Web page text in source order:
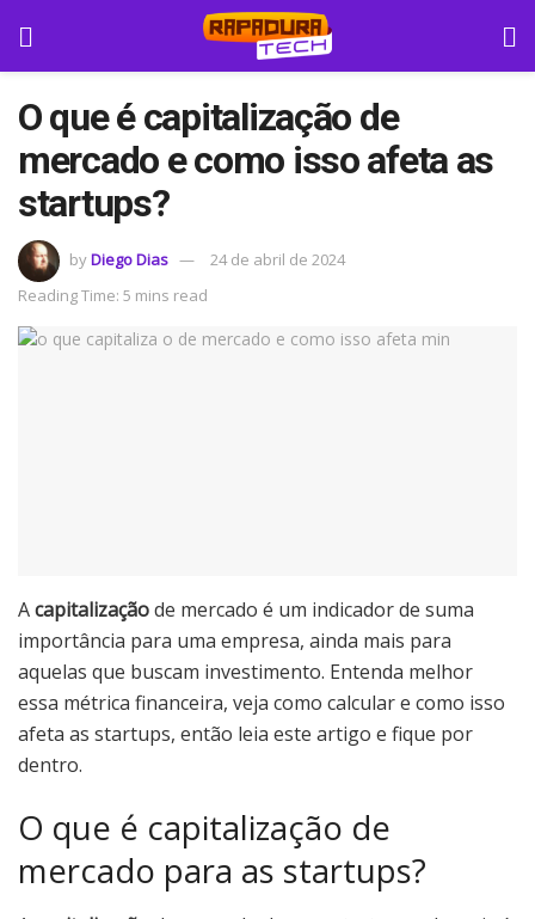
O que é capitalização de
mercado e como isso afeta as
startups?
byDiego Dias
24 de abril de 2024
Reading Time: 5 mins read
Acapitalizaçãode mercado é um indicador de suma
importância para uma empresa, ainda mais para
aquelas que buscam investimento. Entenda melhor
essa métrica financeira, veja como calcular e como isso
afeta as startups, então leia este artigo e fique por
dentro.
O que é capitalização de
mercado para as startups?